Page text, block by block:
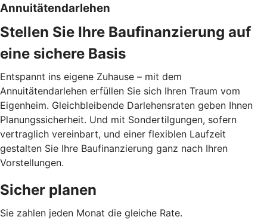
Annuitätendarlehen
Stellen Sie Ihre Baufinanzierung auf
eine sichere Basis
Entspannt ins eigene Zuhause – mit dem
Annuitätendarlehen erfüllen Sie sich Ihren Traum vom
Eigenheim. Gleichbleibende Darlehensraten geben Ihnen
Planungssicherheit. Und mit Sondertilgungen, sofern
vertraglich vereinbart, und einer flexiblen Laufzeit
gestalten Sie Ihre Baufinanzierung ganz nach Ihren
Vorstellungen.
Sicher planen
Sie zahlen jeden Monat die gleiche Rate.